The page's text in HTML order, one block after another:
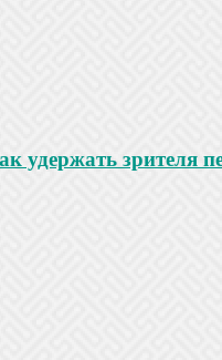
удержать зрителя